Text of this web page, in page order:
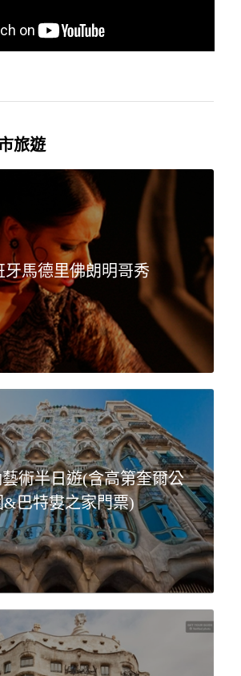
旅遊
牙馬德里佛朗明哥秀
術半日遊(含高第奎爾公
&巴特婁之家門票)